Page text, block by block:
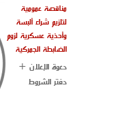
مناقصة عمومية
لتلزيم شراء ألبسة
وأحذية عسكرية لزوم
الضابطة الجمركية
دعوة الإعلان +
دفتر الشروط